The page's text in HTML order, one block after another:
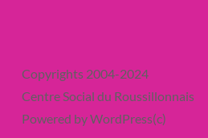
Copyrights 2004-2024
Centre Social du Roussillonnais
Powered by WordPress(c)